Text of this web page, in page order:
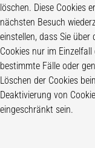
löschen. Diese Cookies
nächsten Besuch
einstellen, dass Sie
Cookies nur im
bestimmte Fälle oder
Löschen der Cookies
Deaktivierung von
eingeschränkt sein.